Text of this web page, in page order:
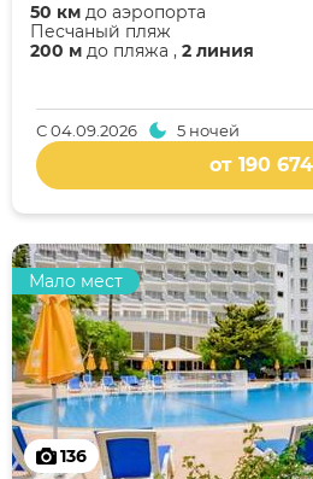
200 м до пляжа , 2 линия
Песчаный пляж
50 км до аэропорта
С04.09.2026 5 ночей
от 190
136
Мало мест